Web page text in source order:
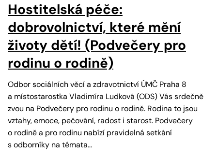
Hostitelská péče:
dobrovolnictví, které mění
životy dětí! (Podvečery pro
rodinu o rodině)
Odbor sociálních věcí a zdravotnictví ÚMČ Praha 8
a místostarostka Vladimíra Ludková (ODS) Vás srdečně
zvou na Podvečery pro rodinu o rodině. Rodina to jsou
vztahy, emoce, pečování, radost i starost. Podvečery
o rodině a pro rodinu nabízí pravidelná setkání
s odborníky na témata…